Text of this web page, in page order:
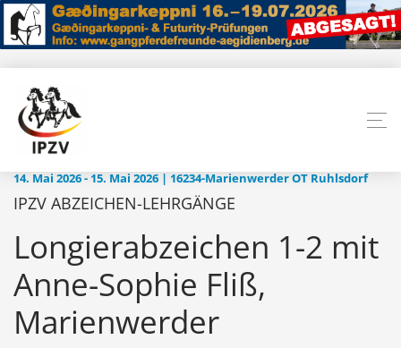
14. Mai 2026 - 15. Mai 2026 | 16234-Marienwerder OT Ruhlsdorf
IPZV ABZEICHEN-LEHRGÄNGE
Longierabzeichen 1-2 mit
Anne-Sophie Fliß,
Marienwerder